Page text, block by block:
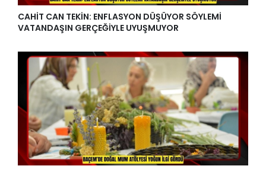
CAHİT CAN TEKİN: ENFLASYON DÜŞÜYOR SÖYLEMİ
VATANDAŞIN GERÇEĞİYLE UYUŞMUYOR